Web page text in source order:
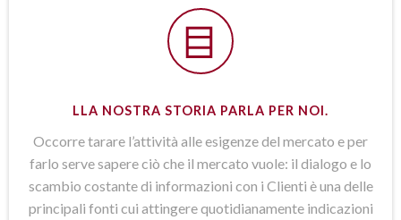
LLA NOSTRA STORIA PARLA PER NOI.
Occorre tarare l’attività alle esigenze del mercato e per
farlo serve sapere ciò che il mercato vuole: il dialogo e lo
scambio costante di informazioni con i Clienti è una delle
principali fonti cui attingere quotidianamente indicazioni